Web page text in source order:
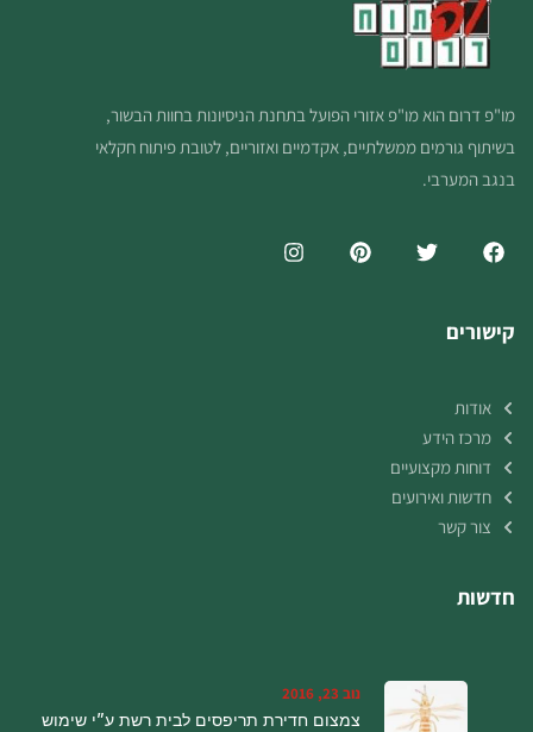
מו"פ דרום הוא מו"פ אזורי הפועל בתחנת הניסיונות בחוות הבשור,
בשיתוף גורמים ממשלתיים, אקדמיים ואזוריים, לטובת פיתוח חקלאי
בנגב המערבי.
קישורים
אודות
מרכז הידע
דוחות מקצועיים
חדשות ואירועים
צור קשר
חדשות
נוב 23, 2016
צמצום חדירת תריפסים לבית רשת ע”י שימוש